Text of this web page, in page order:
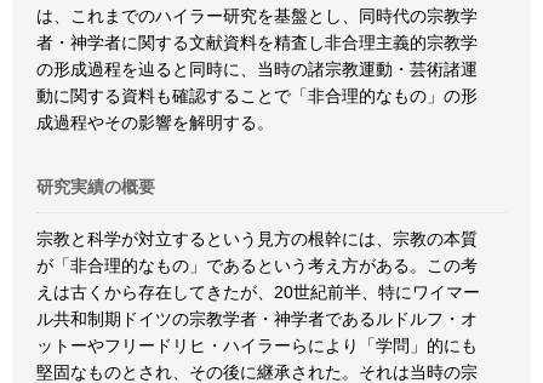
は、これまでのハイラー研究を基盤とし、同時代の宗教学
者・神学者に関する文献資料を精査し非合理主義的宗教学
の形成過程を辿ると同時に、当時の諸宗教運動・芸術諸運
動に関する資料も確認することで「非合理的なもの」の形
成過程やその影響を解明する。
研究実績の概要
宗教と科学が対立するという見方の根幹には、宗教の本質
が「非合理的なもの」であるという考え方がある。この考
えは古くから存在してきたが、20世紀前半、特にワイマー
ル共和制期ドイツの宗教学者・神学者であるルドルフ・オ
ットーやフリードリヒ・ハイラーらにより「学問」的にも
堅固なものとされ、その後に継承された。それは当時の宗